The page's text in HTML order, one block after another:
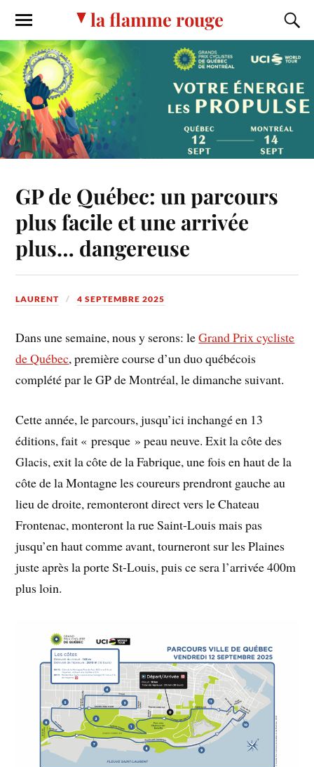
la flamme rouge
GP de Québec: un parcours
plus facile et une arrivée
plus… dangereuse
LAURENT 4 SEPTEMBRE 2025
Dans une semaine, nous y serons: leGrand Prix cycliste
de Québec, première course d’un duo québécois
complété par le GP de Montréal, le dimanche suivant.
Cette année, le parcours, jusqu’ici inchangé en 13
éditions, fait « presque » peau neuve. Exit la côte des
Glacis, exit la côte de la Fabrique, une fois en haut de la
côte de la Montagne les coureurs prendront gauche au
lieu de droite, remonteront direct vers le Chateau
Frontenac, monteront la rue Saint-Louis mais pas
jusqu’en haut comme avant, tourneront sur les Plaines
juste après la porte St-Louis, puis ce sera l’arrivée 400m
plus loin.